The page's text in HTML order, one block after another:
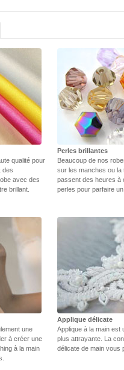
qualité pour
des
avec des
brillant.
Perles brillantes
Beaucoup de nos
sur les manches ou la
passent des heures à
perles pour parfaire
une
à créer une
à la main
Applique délicate
Applique à la main est
plus attrayante. La
délicate de main vous